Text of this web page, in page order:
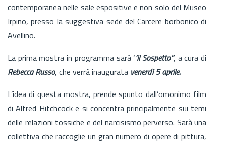
contemporanea nelle sale espositive e non solo del Museo
Irpino, presso la suggestiva sede del Carcere borbonico di
Avellino.
La prima mostra in programma sarà ‘’il Sospetto’’, a cura di
Rebecca Russo, che verrà inaugurata venerdì 5 aprile.
L’idea di questa mostra, prende spunto dall’omonimo film
di Alfred Hitchcock e si concentra principalmente sui temi
delle relazioni tossiche e del narcisismo perverso. Sarà una
collettiva che raccoglie un gran numero di opere di pittura,